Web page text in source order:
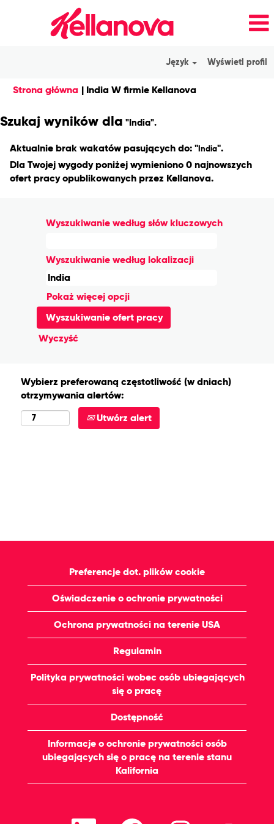
Język Wyświetl profil
Strona główna | India W firmie Kellanova(bieżąca
Szukaj wyników dla "India".
Aktualnie brak wakatów pasujących do: " India".
Dla Twojej wygody poniżej wymieniono 0 najnowszych
ofert pracy opublikowanych przez Kellanova.
Wyszukiwanie według słów kluczowych
Wyszukiwanie według lokalizacji
Pokaż więcej opcji
Wyczyść
Wybierz preferowaną częstotliwość (w dniach)
otrzymywania alertów:
Utwórz alert
Preferencje dot. plików cookie
Oświadczenie o ochronie prywatności
Ochrona prywatności na terenie USA
Regulamin
Polityka prywatności wobec osób ubiegających
się o pracę
Dostępność
Informacje o ochronie prywatności osób
ubiegających się o pracę na terenie stanu
Kalifornia
O O O